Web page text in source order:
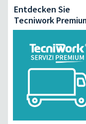
Entdecken Sie
Tecniwork